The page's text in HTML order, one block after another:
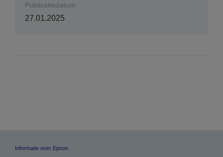
Publicatiedatum:
27.01.2025
Informatie over Epson